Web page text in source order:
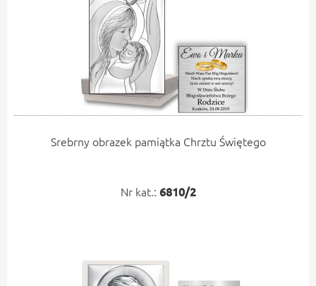
Srebrny obrazek pamiątka Chrztu Świętego
Nr kat.: 6810/2